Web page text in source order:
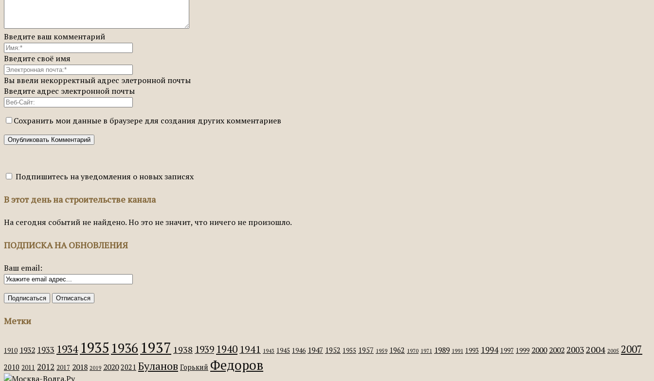
Введите ваш комментарий
Введите своё имя
Вы ввели некорректный адрес элетронной почты
Введите адрес электронной почты
Сохранить мои данные в браузере для создания других комментариев
Подпишитесь на уведомления о новых записях
В этот день на строительстве канала
На сегодня событий не найдено. Но это не значит, что ничего не произошло.
ПОДПИСКА НА ОБНОВЛЕНИЯ
Ваш email:
Метки
1910 1932 1933 1934 1935 1936 1937 1938 1939 1940 1941 1943 1945 1946 1947 1952 1955 1957 1959 1962 1970 1971 1989 1991 1993 1994 1997 1999 2000 2002 2003 2004 2005 2007
2010 2011 2012 2017 2018 2019 2020 2021 Буланов Горький Федоров